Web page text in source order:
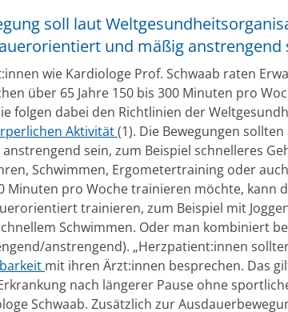
soll laut
und mäßig anstrengend
wie Kardiologe Prof. Schwaab raten
über 65 Jahre 150 bis 300 Minuten pro
folgen dabei den Richtlinien der
Aktivität(1). Die Bewegungen
sein, zum Beispiel schnelleres
Schwimmen, Ergometertraining oder
Minuten pro Woche trainieren möchte, kann
trainieren, zum Beispiel mit
Schwimmen. Oder man kombiniert
anstrengend). „Herzpatient:innen
mit ihren Ärzt:innen besprechen. Das
nach längerer Pause ohne
Schwaab. Zusätzlich zur